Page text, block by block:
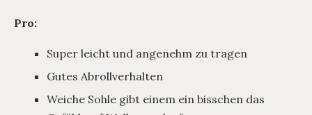
Pro:
Super leicht und angenehm zu tragen
Gutes Abrollverhalten
Weiche Sohle gibt einem ein bisschen das